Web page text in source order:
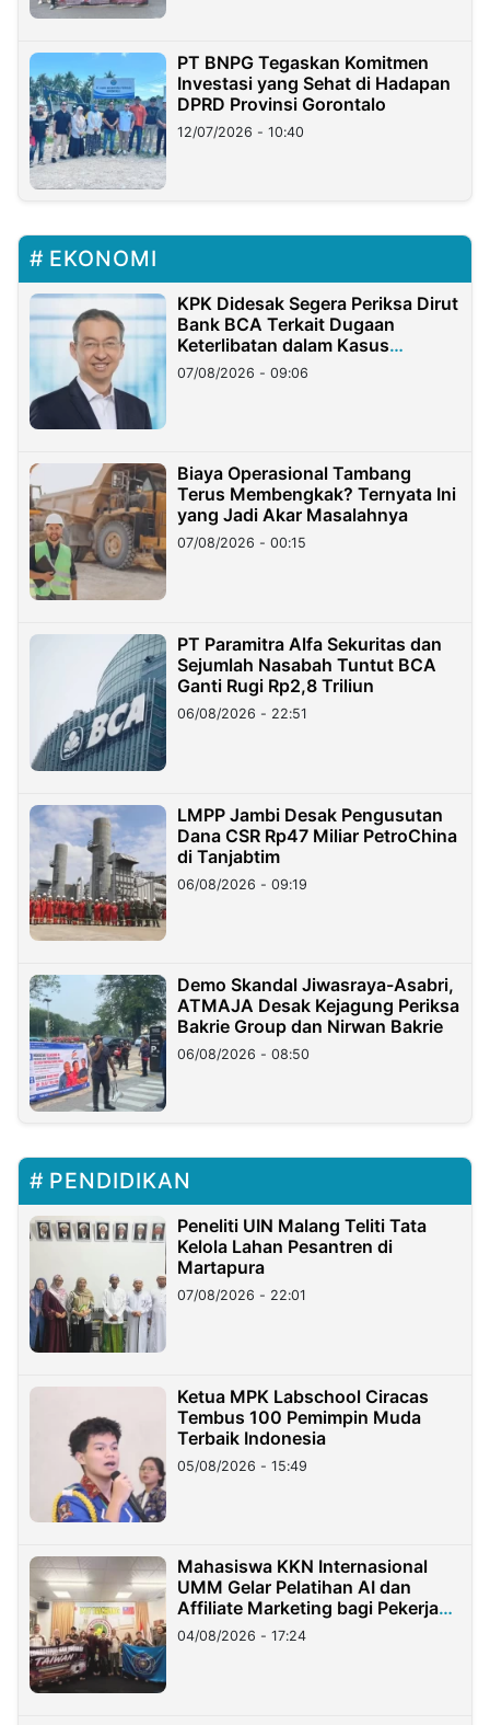
PT BNPG Tegaskan Komitmen
Investasi yang Sehat di Hadapan
DPRD Provinsi Gorontalo
12/07/2026 - 10:40
EKONOMI
KPK Didesak Segera Periksa Dirut
Bank BCA Terkait Dugaan
Keterlibatan dalam Kasus
Hilangnya Dana Nasabah Rp2,58
Miliar
07/08/2026 - 09:06
Biaya Operasional Tambang
Terus Membengkak? Ternyata Ini
yang Jadi Akar Masalahnya
07/08/2026 - 00:15
PT Paramitra Alfa Sekuritas dan
Sejumlah Nasabah Tuntut BCA
Ganti Rugi Rp2,8 Triliun
06/08/2026 - 22:51
LMPP Jambi Desak Pengusutan
Dana CSR Rp47 Miliar PetroChina
di Tanjabtim
06/08/2026 - 09:19
Demo Skandal Jiwasraya-Asabri,
ATMAJA Desak Kejagung Periksa
Bakrie Group dan Nirwan Bakrie
06/08/2026 - 08:50
PENDIDIKAN
Peneliti UIN Malang Teliti Tata
Kelola Lahan Pesantren di
Martapura
07/08/2026 - 22:01
Ketua MPK Labschool Ciracas
Tembus 100 Pemimpin Muda
Terbaik Indonesia
05/08/2026 - 15:49
Mahasiswa KKN Internasional
UMM Gelar Pelatihan AI dan
Affiliate Marketing bagi Pekerja
Migran Indonesia di Taiwan
04/08/2026 - 17:24